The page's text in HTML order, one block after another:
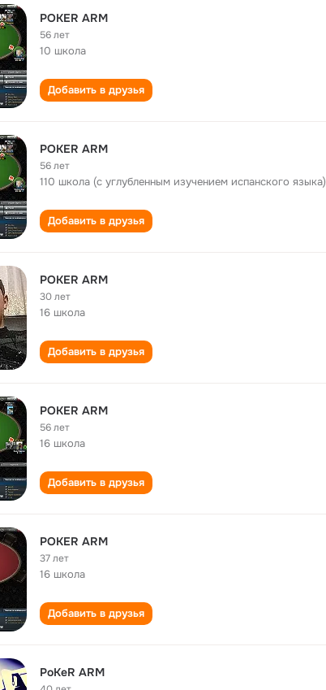
POKER ARM
56 лет
10 школа
Добавить в друзья
POKER ARM
56 лет
110 школа (с углубленным изучением испанского языка)
Добавить в друзья
POKER ARM
30 лет
16 школа
Добавить в друзья
POKER ARM
56 лет
16 школа
Добавить в друзья
POKER ARM
37 лет
16 школа
Добавить в друзья
PoKeR ARM